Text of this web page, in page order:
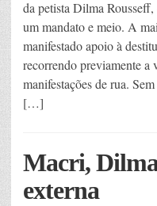
da petista Dilma
um mandato e meio. A
manifestado apoio à
recorrendo previamente a
manifestações de rua.
[…]
Macri,
externa